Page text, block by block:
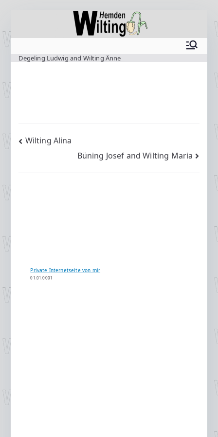
Inhalt
Degeling Ludwig and Wilting Änne
Beitragsnavigation
Wilting Alina
Büning Josef and Wilting Maria
Private Internetseite von mir
01.01.0001